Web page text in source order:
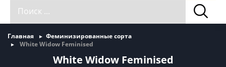
Главная
Феминизированные сорта
White Widow Feminised
White Widow Feminised